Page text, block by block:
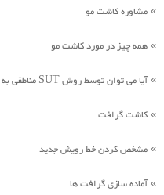
» مشاوره کاشت مو
» همه چیز در مورد کاشت مو
»آیا می توان توسط روش SUT مناطقی به غیر از پوست سر فولیکول مو دریافت کرد ؟
» کاشت گرافت
» مشخص کردن خط رویش جدید
»آماده سازی گرافت ها